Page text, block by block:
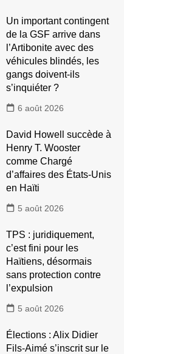
Un important contingent
de la GSF arrive dans
l’Artibonite avec des
véhicules blindés, les
gangs doivent-ils
s’inquiéter ?
6 août 2026
David Howell succède à
Henry T. Wooster
comme Chargé
d’affaires des États-Unis
en Haïti
5 août 2026
TPS : juridiquement,
c’est fini pour les
Haïtiens, désormais
sans protection contre
l’expulsion
5 août 2026
Élections : Alix Didier
Fils-Aimé s’inscrit sur le